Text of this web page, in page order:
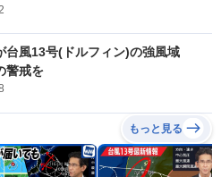
台風13号(ドルフィン)の強風域
警戒を
もっと見る